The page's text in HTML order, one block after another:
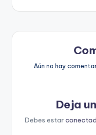
Aún no hay
Deja
Debes estar